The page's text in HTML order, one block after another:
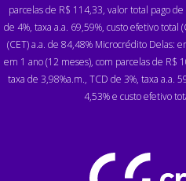
parcelas de R$ 114,33, valor total pago
de 4%, taxa a.a. 69,59%, custo efetivo total
(CET) a.a. de 84,48% Microcrédito Delas:
em 1 ano (12 meses), com parcelas de R$
taxa de 3,98%a.m., TCD de 3%, taxa a.a.
4,53% e custo efetivo